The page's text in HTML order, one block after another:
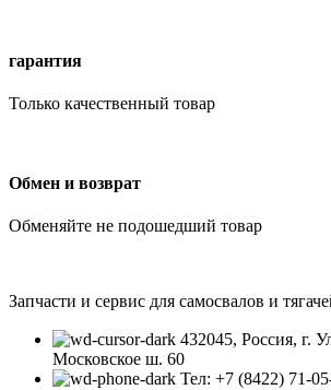
гарантия
Только качественный товар
Обмен и возврат
Обменяйте не подошедший товар
Запчасти и сервис для самосвалов и
432045, Россия, г.
Московское ш. 60
Тел: +7 (8422) 71-